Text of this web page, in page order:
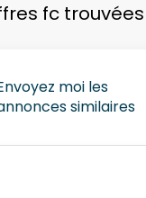
fc trouvées
moi les
similaires